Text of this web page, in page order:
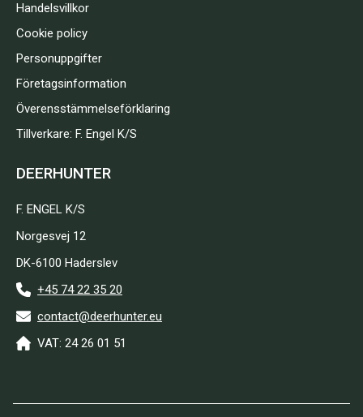
Handelsvillkor
Cookie policy
Personuppgifter
Företagsinformation
Överensstämmelseförklaring
Tillverkare: F. Engel K/S
DEERHUNTER
F. ENGEL K/S
Norgesvej 12
DK-6100 Haderslev
+45 74 22 35 20
contact@deerhunter.eu
VAT: 24 26 01 51